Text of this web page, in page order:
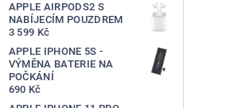
APPLE AIRPODS2 S
NABÍJECÍM POUZDREM
3 599 Kč
APPLE IPHONE 5S -
VÝMĚNA BATERIE NA
POČKÁNÍ
690 Kč